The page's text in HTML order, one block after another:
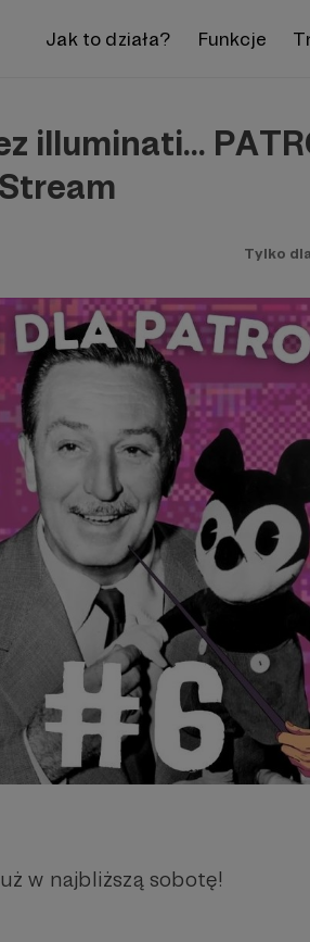
Jak to działa? Funkcje
illuminati...
Tylko
w najbliższą sobotę!